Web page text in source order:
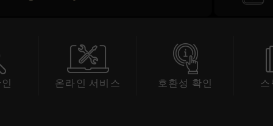
온라인 서비스 호환성 확인